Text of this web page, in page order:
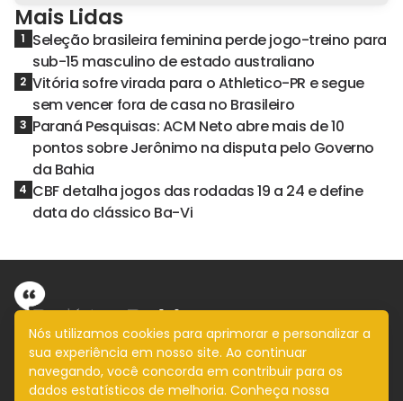
Mais Lidas
1 Seleção brasileira feminina perde jogo-treino para
sub-15 masculino de estado australiano
2 Vitória sofre virada para o Athletico-PR e segue
sem vencer fora de casa no Brasileiro
3 Paraná Pesquisas: ACM Neto abre mais de 10
pontos sobre Jerônimo na disputa pelo Governo
da Bahia
4 CBF detalha jogos das rodadas 19 a 24 e define
data do clássico Ba-Vi
Informação com imparcialidade
SIGA
Nós utilizamos cookies para aprimorar e personalizar a
sua experiência em nosso site. Ao continuar
navegando, você concorda em contribuir para os
dados estatísticos de melhoria. Conheça nossa